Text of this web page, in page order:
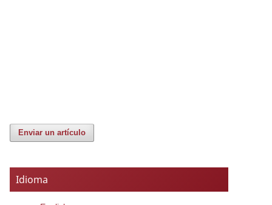
Enviar un artículo
Idioma